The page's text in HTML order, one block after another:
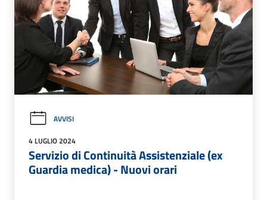
AVVISI
4 LUGLIO 2024
Servizio di Continuità Assistenziale (ex
Guardia medica) - Nuovi orari